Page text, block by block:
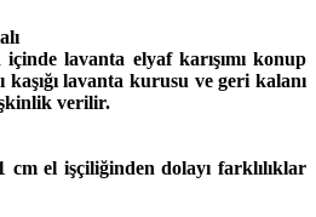
içinde lavanta elyaf karışımı konup
lavanta kurusu ve geri kalanı
verilir.
cm el işçiliğinden dolayı farklılıklar